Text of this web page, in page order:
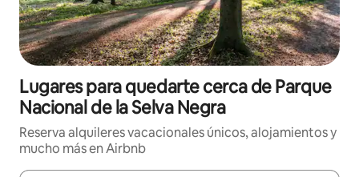
Lugares para quedarte cerca de Parque
Nacional de la Selva Negra
Reserva alquileres vacacionales únicos, alojamientos y
mucho más en Airbnb